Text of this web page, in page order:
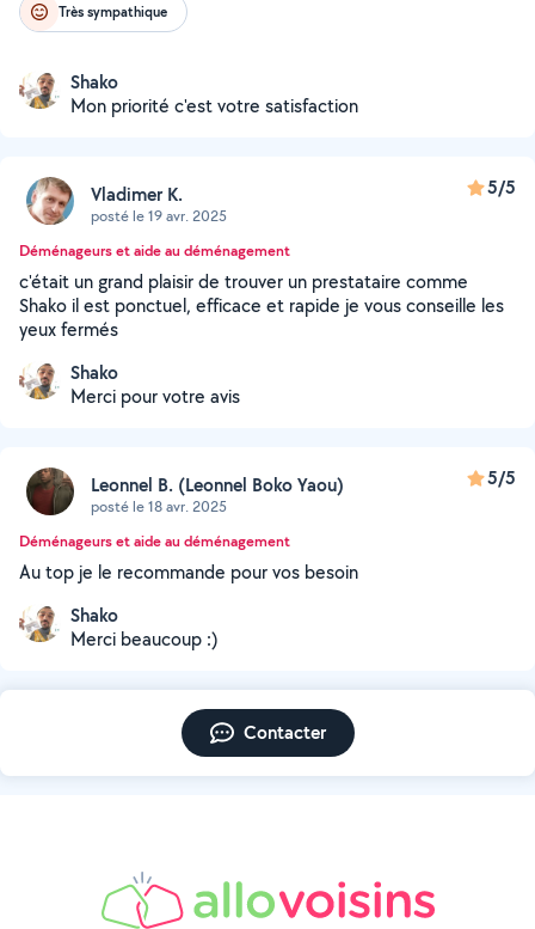
Très sympathique
Shako
Mon priorité c'est votre satisfaction
Vladimer K.
posté le 19 avr. 2025
5/5
Déménageurs et aide au déménagement
c'était un grand plaisir de trouver un prestataire comme
Shako il est ponctuel, efficace et rapide je vous conseille les
yeux fermés
Shako
Merci pour votre avis
Leonnel B. (Leonnel Boko Yaou)
posté le 18 avr. 2025
5/5
Déménageurs et aide au déménagement
Au top je le recommande pour vos besoin
Shako
Merci beaucoup :)
Contacter